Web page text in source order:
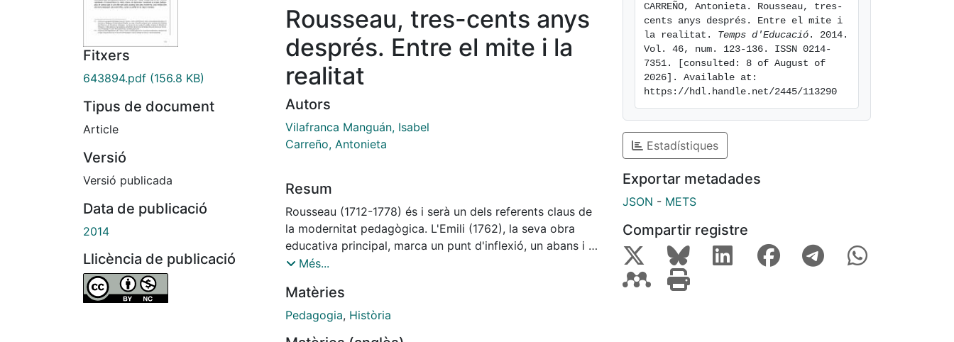
Fitxers
643894.pdf (156.8 KB)
Tipus de document
Article
Versió
Versió publicada
Data de publicació
2014
Llicència de publicació
Rousseau, tres-cents anys
després. Entre el mite i la
realitat
Autors
Vilafranca Manguán, Isabel
Carreño, Antonieta
Resum
Rousseau (1712-1778) és i serà un dels referents claus de
la modernitat pedagògica. L'Emili (1762), la seva obra
educativa principal, marca un punt d'inflexió, un abans i un
després en el transcurs del pensament pedagògic i de la
Rousseau com tampoc no hi ha postmodernitat sense
Nietzsche. Tot i que Rousseau finí un temps pedagògic i
Més...
Matèries
Pedagogia, Història
CARREÑO, Antonieta. Rousseau, tres-
cents anys després. Entre el mite i
la realitat. Temps d'Educació . 2014.
Vol. 46, num. 123-136. ISSN 0214-
7351. [consulted: 8 of August of
2026]. Available at:
https://hdl.handle.net/2445/113290
Estadístiques
Exportar metadades
JSON - METS
Compartir registre